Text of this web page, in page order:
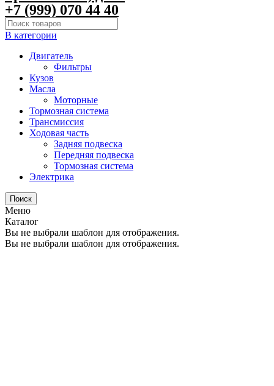
+7 (999) 070 44 40
В категории
Двигатель
Фильтры
Кузов
Масла
Моторные
Тормозная система
Трансмиссия
Ходовая часть
Задняя подвеска
Передняя подвеска
Тормозная система
Электрика
Поиск
Меню
Каталог
Вы не выбрали шаблон для отображения.
Вы не выбрали шаблон для отображения.